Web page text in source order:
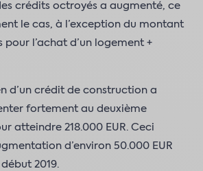
crédits octroyés a augmenté, ce
le cas, à l’exception du montant
pour l’achat d’un logement +
d’un crédit de construction a
fortement au deuxième
atteindre 218.000 EUR. Ceci
d’environ 50.000 EUR
2019.